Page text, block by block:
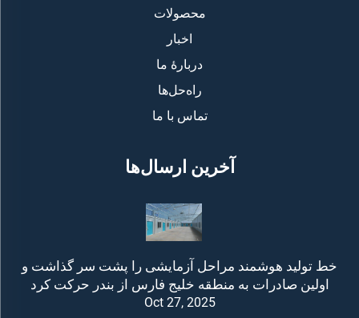
محصولات
اخبار
دربارهٔ ما
راه‌حل‌ها
تماس با ما
آخرین ارسال‌ها
خط تولید هوشمند مراحل آزمایشی را پشت سر گذاشت و
اولین صادرات به منطقه خلیج فارس از بندر حرکت کرد
Oct 27, 2025